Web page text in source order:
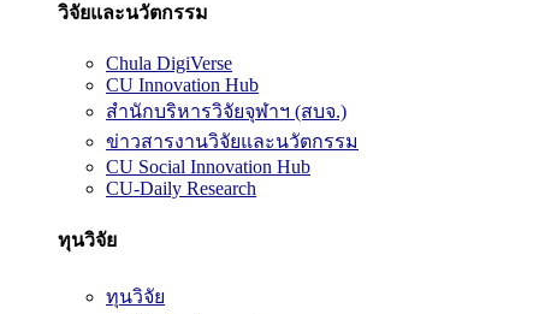
วิจัยและนวัตกรรม
Chula DigiVerse
CU Innovation Hub
สำนักบริหารวิจัยจุฬาฯ (สบจ.)
ข่าวสารงานวิจัยและนวัตกรรม
CU Social Innovation Hub
CU-Daily Research
ทุนวิจัย
ทุนวิจัย